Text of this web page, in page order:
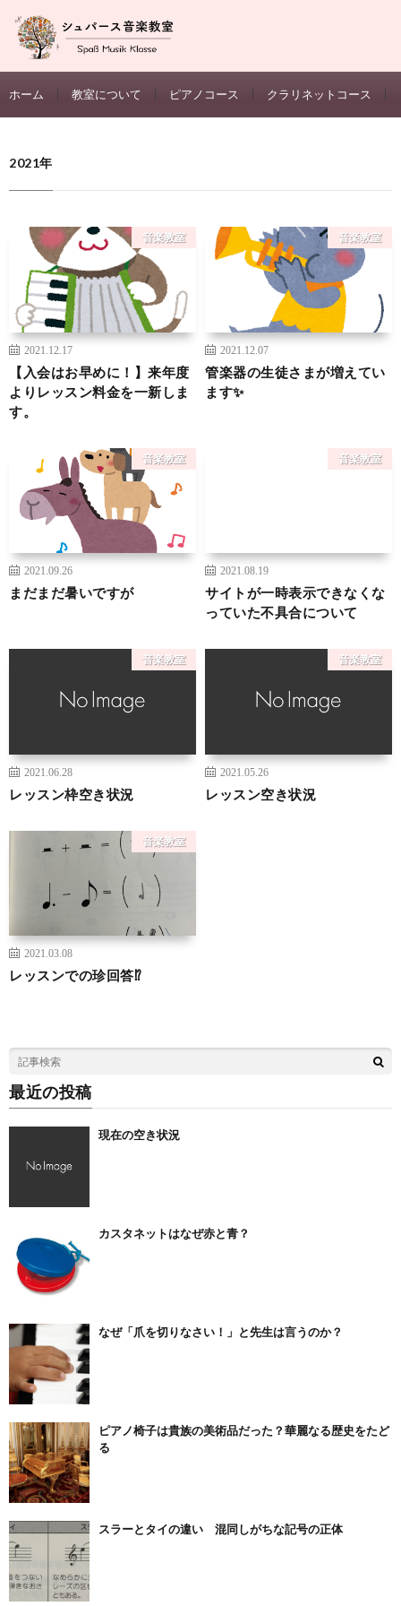
ホーム 教室について ピアノコース クラリネットコース
2021年
音楽教室
2021.12.17
【入会はお早めに！】来年度
よりレッスン料金を一新しま
す。
音楽教室
2021.12.07
管楽器の生徒さまが増えてい
ます✨
音楽教室
2021.09.26
まだまだ暑いですが
音楽教室
2021.08.19
サイトが一時表示できなくな
っていた不具合について
音楽教室
2021.06.28
レッスン枠空き状況
音楽教室
2021.05.26
レッスン空き状況
音楽教室
2021.03.08
レッスンでの珍回答⁉︎
最近の投稿
現在の空き状況
カスタネットはなぜ赤と青？
なぜ「爪を切りなさい！」と先生は言うのか？
ピアノ椅子は貴族の美術品だった？華麗なる歴史をたど
る
スラーとタイの違い 混同しがちな記号の正体